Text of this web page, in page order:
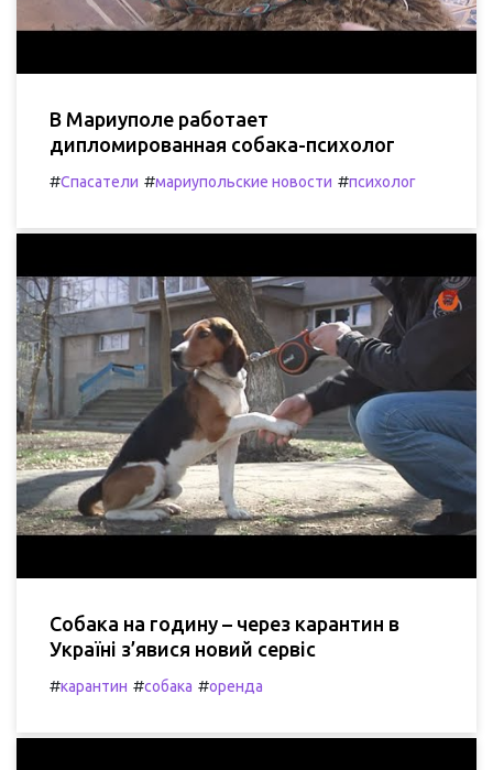
В Мариуполе работает
дипломированная собака-психолог
#Спасатели #мариупольские новости #психолог
Собака на годину – через карантин в
Україні з’явися новий сервіс
#карантин #собака #оренда